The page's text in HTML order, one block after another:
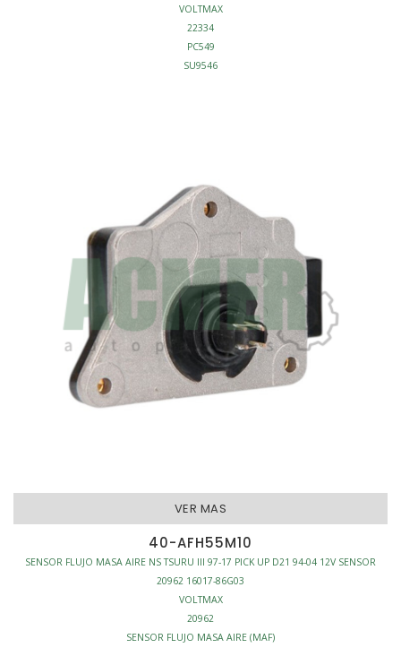
VOLTMAX
22334
PC549
SU9546
VER MAS
40-AFH55M10
SENSOR FLUJO MASA AIRE NS TSURU III 97-17 PICK UP D21 94-04 12V SENSOR
20962 16017-86G03
VOLTMAX
20962
SENSOR FLUJO MASA AIRE (MAF)